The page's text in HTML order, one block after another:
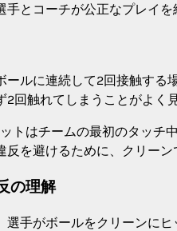
とコーチが公正なプレイ
ールに連続して2回接触す
回触れてしまうことがよく
トはチームの最初のタッ
反を避けるために、クリー
の理解
選手がボールをクリーンに